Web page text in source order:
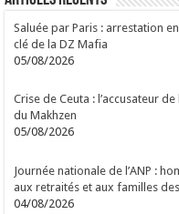
Saluée par Paris : arrestation
clé de la DZ Mafia
05/08/2026
Crise de Ceuta : l’accusateur
du Makhzen
05/08/2026
Journée nationale de l’ANP :
aux retraités et aux familles
04/08/2026